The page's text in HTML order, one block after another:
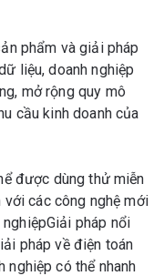
phẩm và giải pháp
liệu, doanh nghiệp
mở rộng quy mô
cầu kinh doanh của
được dùng thử miễn
các công nghệ mới
pháp nổi
pháp về điện toán
nghiệp có thể nhanh